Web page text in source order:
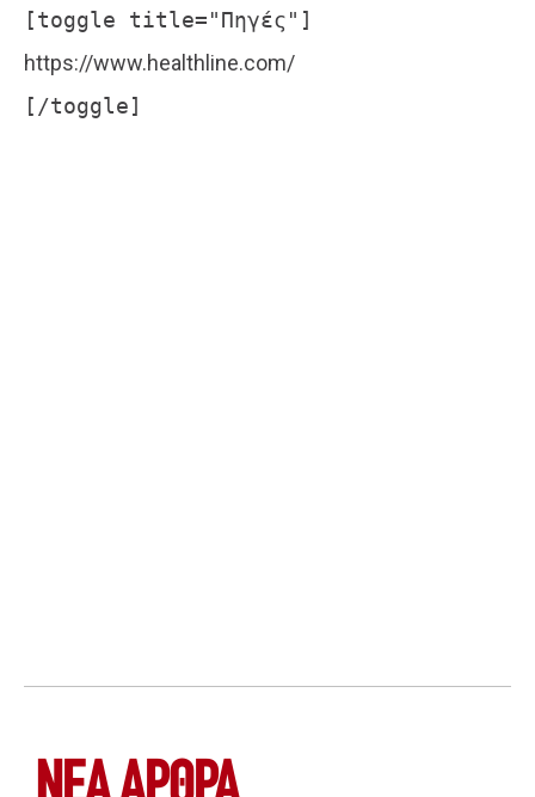
[toggle title="Πηγές"]
https://www.healthline.com/
[/toggle]